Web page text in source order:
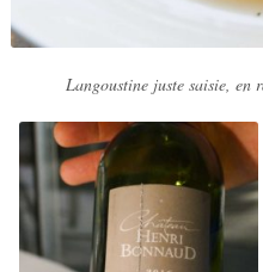
Langoustine juste saisie, en